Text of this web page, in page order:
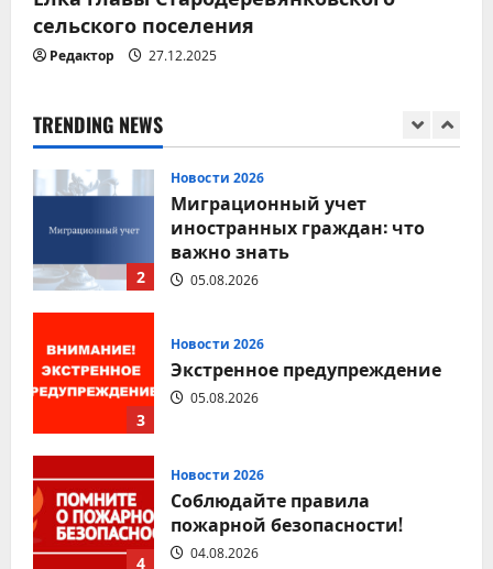
сельского поселения
Редактор 27.12.2025
TRENDING NEWS
1
Новости 2026
Соблюдение правил
2
Новости 2026
Миграционный учет
иностранных граждан: что
важно знать
05.08.2026
3
Новости 2026
Экстренное предупреждение
05.08.2026
4
Новости 2026
Соблюдайте правила
пожарной безопасности!
04.08.2026